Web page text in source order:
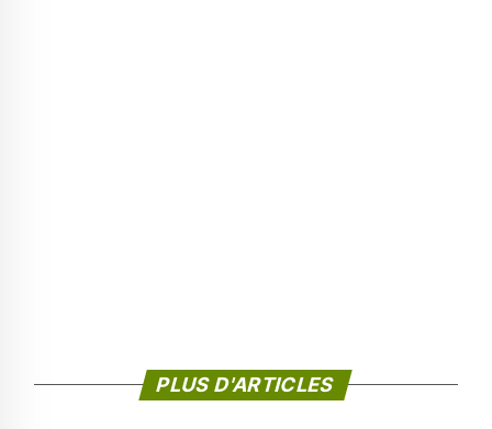
PLUS D'ARTICLES